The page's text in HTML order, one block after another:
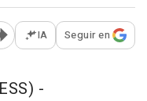
Abrir opciones para
IA Seguir en
-